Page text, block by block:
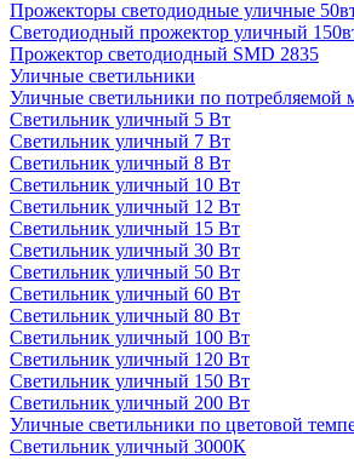
Прожекторы светодиодные уличные
Светодиодный прожектор уличный
Прожектор светодиодный SMD 2835
Уличные светильники
Уличные светильники по потребляемой
Светильник уличный 5 Вт
Светильник уличный 7 Вт
Светильник уличный 8 Вт
Светильник уличный 10 Вт
Светильник уличный 12 Вт
Светильник уличный 15 Вт
Светильник уличный 30 Вт
Светильник уличный 50 Вт
Светильник уличный 60 Вт
Светильник уличный 80 Вт
Светильник уличный 100 Вт
Светильник уличный 120 Вт
Светильник уличный 150 Вт
Светильник уличный 200 Вт
Уличные светильники по цветовой
Cветильник уличный 3000К